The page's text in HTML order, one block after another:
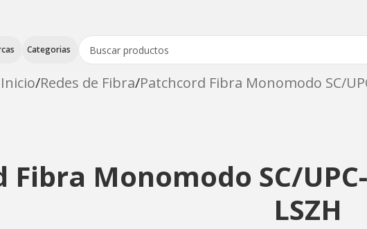
Categorias
Inicio Redes de Fibra Patchcord Fibra Monomodo SC/
Fibra Monomodo SC/
LSZH